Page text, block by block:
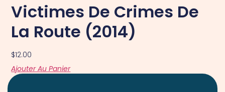
Victimes De Crimes De
La Route (2014)
$12.00
Ajouter Au Panier